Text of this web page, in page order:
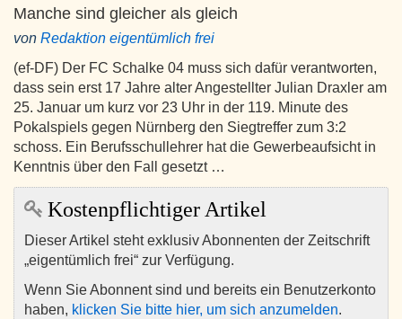
Manche sind gleicher als gleich
von Redaktion eigentümlich frei
(ef-DF) Der FC Schalke 04 muss sich dafür verantworten,
dass sein erst 17 Jahre alter Angestellter Julian Draxler am
25. Januar um kurz vor 23 Uhr in der 119. Minute des
Pokalspiels gegen Nürnberg den Siegtreffer zum 3:2
schoss. Ein Berufsschullehrer hat die Gewerbeaufsicht in
Kenntnis über den Fall gesetzt …
Kostenpflichtiger Artikel
Dieser Artikel steht exklusiv Abonnenten der Zeitschrift
„eigentümlich frei“ zur Verfügung.
Wenn Sie Abonnent sind und bereits ein Benutzerkonto
haben, klicken Sie bitte hier, um sich anzumelden.